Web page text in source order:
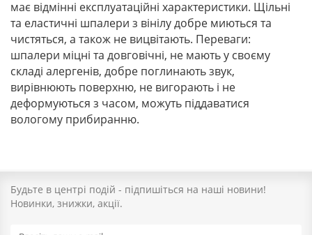
має відмінні експлуатаційні характеристики. Щільні
та еластичні шпалери з вінілу добре миються та
чистяться, а також не вицвітають. Переваги:
шпалери міцні та довговічні, не мають у своєму
складі алергенів, добре поглинають звук,
вирівнюють поверхню, не вигорають і не
деформуються з часом, можуть піддаватися
вологому прибиранню.
Будьте в центрі подій - підпишіться на наші новини!
Новинки, знижки, акції.